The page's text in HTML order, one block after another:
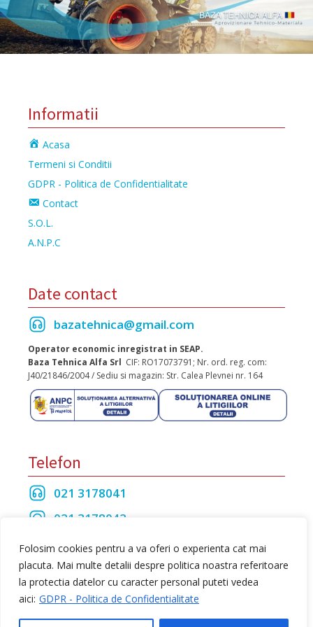
Folosim cookies pentru a va oferi o experienta cat mai
placuta. Mai multe detalii despre politica noastra referitoare
la protectia datelor cu caracter personal puteti vedea
aici: GDPR - Politica de Confidentialitate
Informatii
Acasa
Termeni si Conditii
GDPR - Politica de Confidentialitate
Contact
S.O.L.
A.N.P.C
Date contact
bazatehnica@gmail.com
Operator economic inregistrat in SEAP.
Baza Tehnica Alfa Srl CIF: RO17073791; Nr. ord. reg. com:
J40/21846/2004 / Sediu si magazin: Str. Calea Plevnei nr. 164
Telefon
021 3178041
021 3178042
021 3175208
Toate drepturile rezervate Baza Tehnica Alfa S.R.L